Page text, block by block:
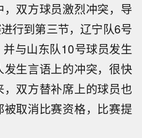
双方球员激烈冲突，导
行到第三节，辽宁队6号
与山东队10号球员发生
生言语上的冲突，很快
双方替补席上的球员也
取消比赛资格，比赛提